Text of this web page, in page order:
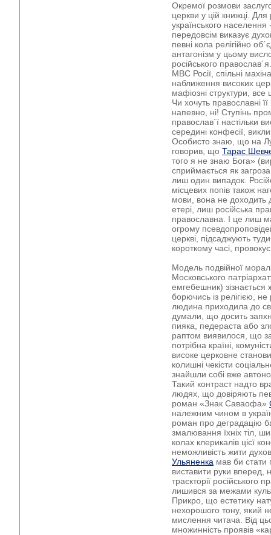
Окремої розмови
церкви у цій книжці. Для
українського
передовсім виказує
певні кола релігійно
антагонізм у цьому
російського
МВС Росії, спільні
наближення високих
мафіозні структури,
Чи хочуть православні
напевно, ні! Ступінь
православ´ї настільки
середині конфесії,
Особисто знаю, що на
говорив, що Тарас
того я не знаю Бога»
сприймається як
лиш один випадок.
місцевих попів також
мови, вона не доходить
етері, лиш російська
православна. І це лиш
огрому
церкві, підсаджують
короткому часі,
Модель подвійної
Московського
емгебешник) зізнається
борючись із релігією, не
людина приходила до
думали, що досить
пияка, педераста або
раптом виявилося, що
потрібна країні,
високе церковне
колишні чекісти
знайшли собі вже
Такий контраст надто
людях, що довіряють
роман «Знак Саваофа»
належним чином в
роман про деградацію
змалювання їхніх тіл,
колах клерикалів цієї
неможливість жити
Ульяненка мав би стати
виставити руки вперед,
траєкторії російського
лишився за межами
Прикро, що естетику
нехорошого тону, який
мислення читача. Від
множинність проявів